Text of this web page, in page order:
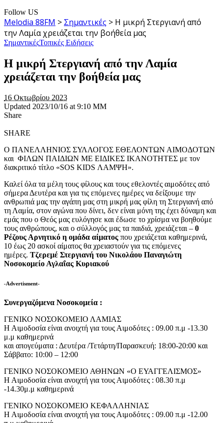
Follow US
Melodia 88FM > Σημαντικές > Η μικρή Στεργιανή από
την Λαμία χρειάζεται την βοήθεία μας
ΣημαντικέςΤοπικές Ειδήσεις
Η μικρή Στεργιανή από την Λαμία
χρειάζεται την βοήθεία μας
16 Οκτωβρίου 2023
Updated 2023/10/16 at 9:10 ΜΜ
Share
SHARE
O ΠΑΝΕΛΛΗΝΙΟΣ ΣΥΛΛΟΓΟΣ ΕΘΕΛΟΝΤΩΝ ΑΙΜΟΔΟΤΩΝ
και ΦΙΛΩΝ ΠΑΙΔΙΩΝ ΜΕ ΕΙΔΙΚΕΣ ΙΚΑΝΟΤΗΤΕΣ με τον
διακριτικό τίτλο «SOS KIDS ΛΑΜΨΗ».
Καλεί όλα τα μέλη τους φίλους και τους εθελοντές αιμοδότες από
σήμερα Δευτέρα και για τις επόμενες ημέρες να δείξουμε την
ανθρωπιά μας την αγάπη μας στη μικρή μας φίλη τη Στεργιανή από
τη Λαμία, στον αγώνα που δίνει, δεν είναι μόνη της έχει δύναμη και
εμάς που ο Θεός μας ευλόγησε και έδωσε το χρίσμα να βοηθούμε
τους ανθρώπους, και ο σύλλογός μας τα παιδιά, χρειάζεται – 0
Ρέζους Αρνητικό η ομάδα αίματος που χρειάζεται καθημερινά,
10 έως 20 ασκοί αίματος θα χρειαστούν για τις επόμενες
ημέρες. Τζερεμέ Στεργιανή του Νικολάου Παναγιώτη
Νοσοκομείο Αγλαΐας Κυριακού
-Advertisment-
Συνεργαζόμενα Νοσοκομεία :
ΓΕΝΙΚΟ ΝΟΣΟΚΟΜΕΙΟ ΛΑΜΙΑΣ
Η Αιμοδοσία είναι ανοιχτή για τους Αιμοδότες : 09.00 π.μ -13.30
μ.μ καθημερινά
και απογεύματα : Δευτέρα /Τετάρτη/Παρασκευή: 18:00-20:00 και
Σάββατο: 10:00 – 12:00
ΓΕΝΙΚΟ ΝΟΣΟΚΟΜΕΙΟ ΑΘΗΝΩΝ «O ΕΥΑΓΓΕΛΙΣΜΟΣ»
Η Αιμοδοσία είναι ανοιχτή για τους Αιμοδότες : 08.30 π.μ
-14.30μ.μ καθημερινά
ΓΕΝΙΚΟ ΝΟΣΟΚΟΜΕΙΟ ΚΕΦΑΛΛΗΝΙΑΣ
Η Αιμοδοσία είναι ανοιχτή για τους Αιμοδότες : 09.00 π.μ -12.00